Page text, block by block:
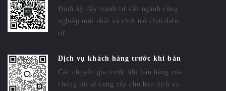
Định kỳ đẩy mạnh tư vấn ngành công
nghiệp mới nhất và chơi trò chơi điện
tử
Dịch vụ khách hàng trước khi bán
Các chuyên gia trước khi bán hàng của
chúng tôi sẽ cung cấp cho bạn dịch vụ